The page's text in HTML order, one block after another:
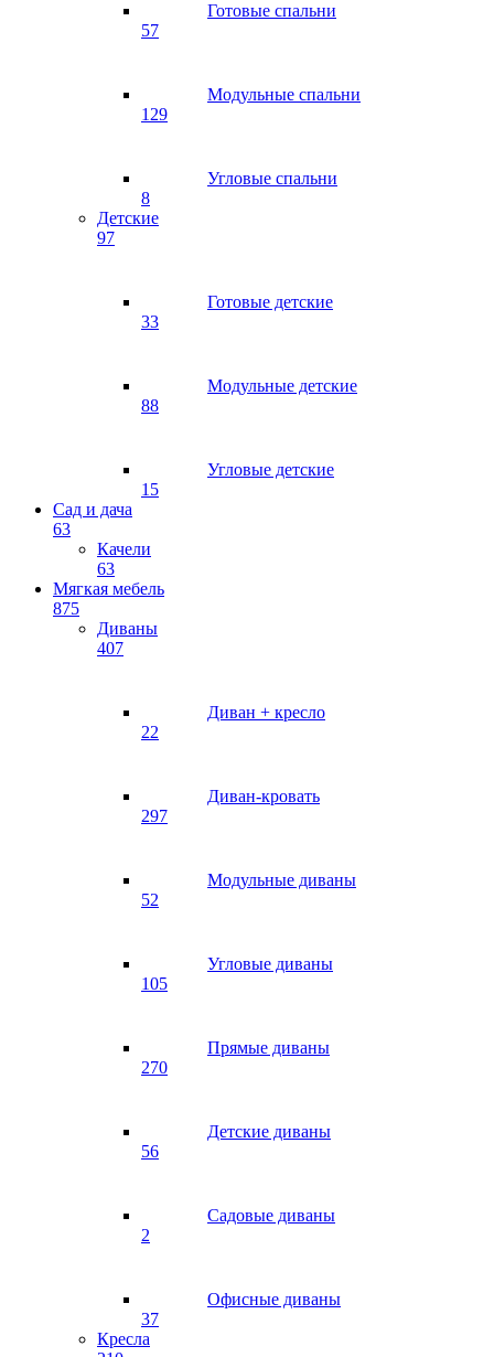
Готовые спальни
57
Модульные спальни
129
Угловые спальни
8
Детские
97
Готовые детские
33
Модульные детские
88
Угловые детские
15
Сад и дача
63
Качели
63
Мягкая мебель
875
Диваны
407
Диван + кресло
22
Диван-кровать
297
Модульные диваны
52
Угловые диваны
105
Прямые диваны
270
Детские диваны
56
Садовые диваны
2
Офисные диваны
37
Кресла